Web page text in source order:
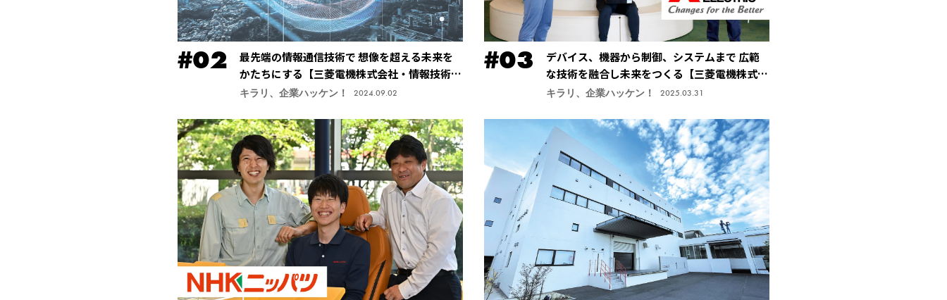
最先端の情報通信技術で 想像を超える未来を
かたちにする【三菱電機株式会社・情報技術総
合研究所】
キラリ、企業ハッケン！ 2024.09.02
デバイス、機器から制御、システムまで 広範
な技術を融合し未来をつくる【三菱電機株式会
社・先端技術総合研究所】
キラリ、企業ハッケン！ 2025.03.31